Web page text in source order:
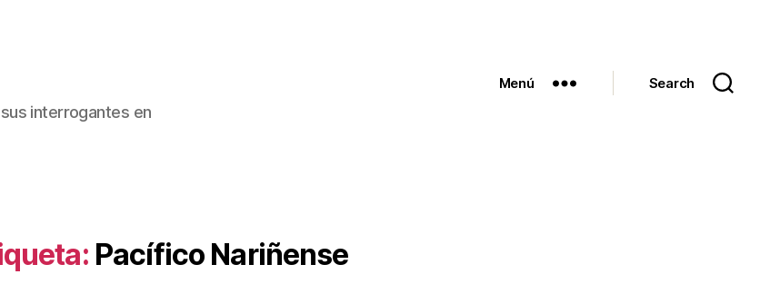
interrogantes en
Menú Search
Pacífico Nariñense